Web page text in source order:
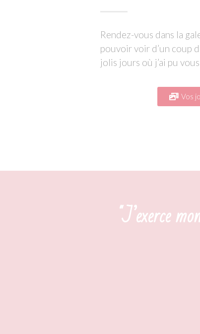
Rendez-vous dans la
pouvoir voir d’un coup
jolis jours où j’ai pu
Vos
"J’exerce